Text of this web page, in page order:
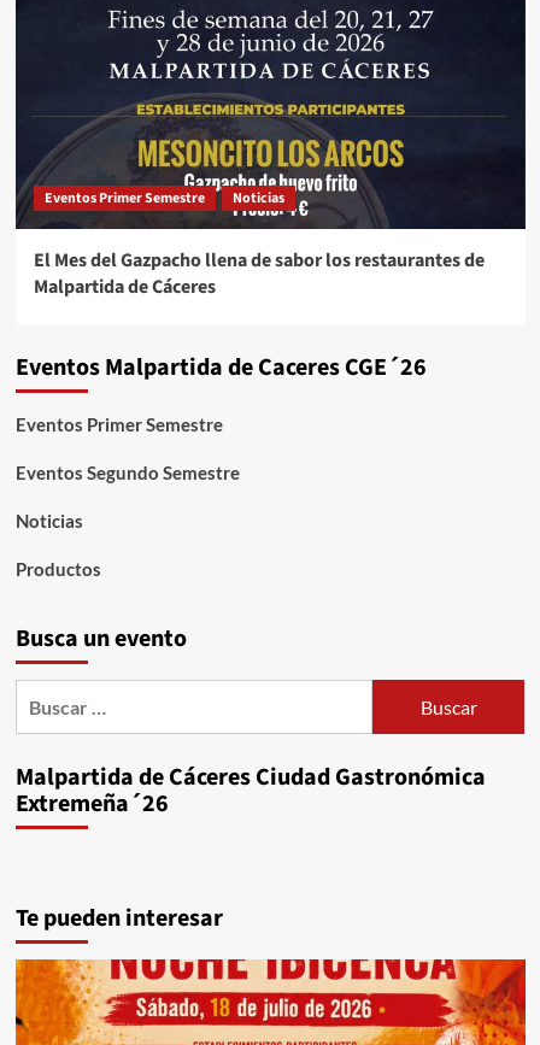
Eventos Primer Semestre Noticias
El Mes del Gazpacho llena de sabor los restaurantes de
Malpartida de Cáceres
Eventos Malpartida de Caceres CGE´26
Eventos Primer Semestre
Eventos Segundo Semestre
Noticias
Productos
Busca un evento
Malpartida de Cáceres Ciudad Gastronómica
Extremeña´26
Te pueden interesar